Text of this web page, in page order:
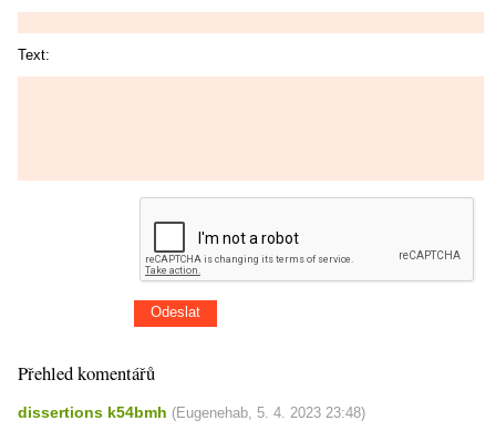
Text:
Přehled komentářů
dissertions k54bmh (Eugenehab, 5. 4. 2023 23:48)